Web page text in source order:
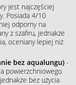
jest najczęściej
Posiada 4/10
odporny na
z szafiru, jednakże
oceniany lepiej niż
bez aqualungu) -
powierzchniowego
bez użycia